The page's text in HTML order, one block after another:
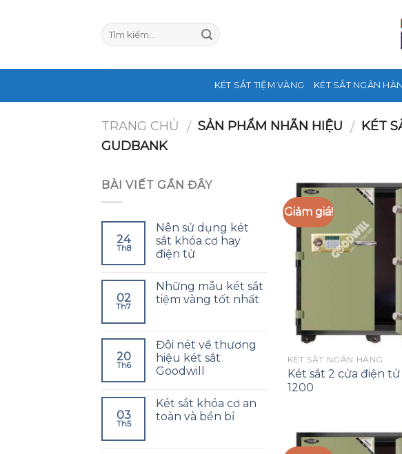
KÉT SẮT TIỆM VÀNG KÉT SẮT NGÂN
TRANG CHỦ / SẢN PHẨM NHÃN HIỆU / KÉT
GUDBANK
BÀI VIẾT GẦN ĐÂY
24
Th8
Nên sử dụng két
sắt khóa cơ hay
điện tử
02
Th7
Những mẫu két sắt
tiệm vàng tốt nhất
20
Th6
Đôi nét về thương
hiệu két sắt
Goodwill
03
Th5
Két sắt khóa cơ an
toàn và bền bỉ
Giảm giá!
KÉT SẮT NGÂN HÀNG
Két sắt 2 cửa điện
1200